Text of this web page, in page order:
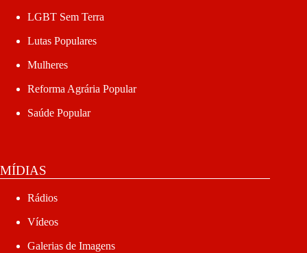
LGBT Sem Terra
Lutas Populares
Mulheres
Reforma Agrária Popular
Saúde Popular
MÍDIAS
Rádios
Vídeos
Galerias de Imagens